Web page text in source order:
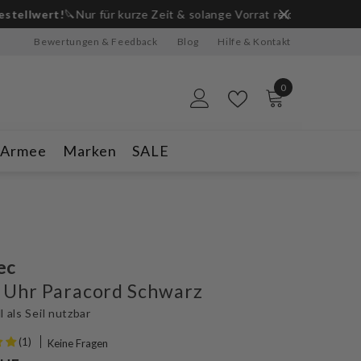
Vorrat reicht.
Bewertungen & Feedback Blog Hilfe & Kontakt
0
0
Marken SALE
Paracord Schwarz
als Seil nutzbar
(1) Keine Fragen